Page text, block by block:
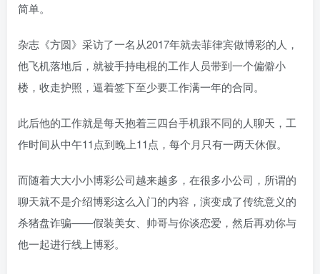
简单。
杂志《方圆》采访了一名从2017年就去菲律宾做博彩的人，
他飞机落地后，就被手持电棍的工作人员带到一个偏僻小
楼，收走护照，逼着签下至少要工作满一年的合同。
此后他的工作就是每天抱着三四台手机跟不同的人聊天，工
作时间从中午11点到晚上11点，每个月只有一两天休假。
而随着大大小小博彩公司越来越多，在很多小公司，所谓的
聊天就不是介绍博彩这么入门的内容，演变成了传统意义的
杀猪盘诈骗——假装美女、帅哥与你谈恋爱，然后再劝你与
他一起进行线上博彩。